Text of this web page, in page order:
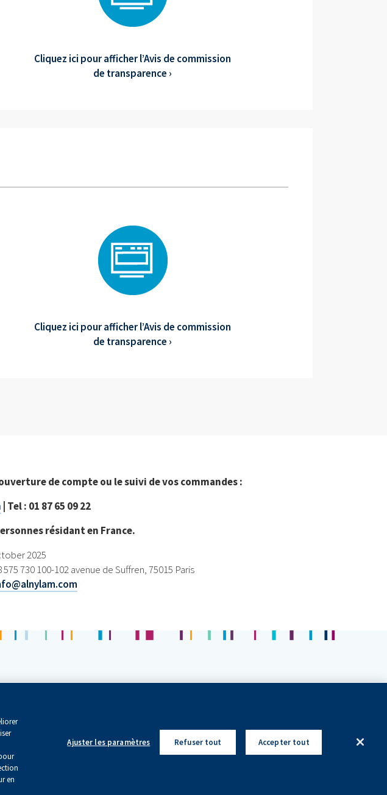
Cliquez ici pour afficher l’Avis de commission
de transparence ›
Cliquez ici pour afficher l’Avis de commission
de transparence ›
de compte ou le suivi de vos commandes :
| Tel : 01 87 65 09 22
résidant en France.
2025
730 100-102 avenue de Suffren, 75015 Paris
en
Ajuster les paramètres Refuser tout Accepter tout